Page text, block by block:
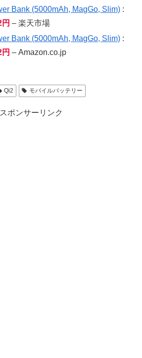
Bank (5000mAh, MagGo, Slim) :
– 楽天市場
Bank (5000mAh, MagGo, Slim) :
– Amazon.co.jp
Qi2 モバイルバッテリー
スポンサーリンク